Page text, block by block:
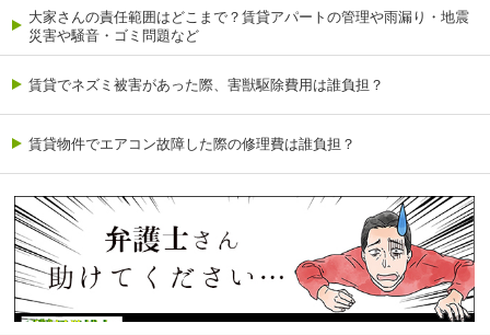
大家さんの責任範囲はどこまで？賃貸アパートの管理や雨漏り・地震
災害や騒音・ゴミ問題など
賃貸でネズミ被害があった際、害獣駆除費用は誰負担？
賃貸物件でエアコン故障した際の修理費は誰負担？